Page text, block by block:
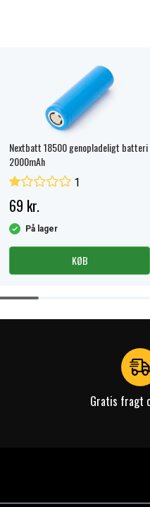
Nextbatt 18500 genopladeligt batteri
2000mAh
1
69 kr.
På lager
KØB
Gratis fragt